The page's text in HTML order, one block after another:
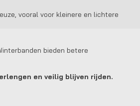
vooral voor kleinere en lichtere
bieden betere
en veilig blijven rijden.